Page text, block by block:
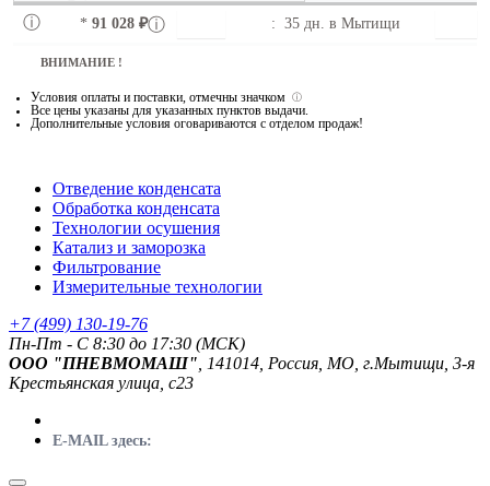
* 91 028 ₽ : 35 дн. в Мытищи
ВНИМАНИЕ !
Условия оплаты и поставки , отмечны значком ⓘ
Все цены указаны для указанных пунктов выдачи
Дополнительные условия оговариваются с отделом продаж!
Отведение конденсата
Обработка конденсата
Технологии осушения
Катализ и заморозка
Фильтрование
Измерительные технологии
+7 (499) 130-19-76
Пн-Пт - C 8:30 до 17:30 (МСК)
ООО "ПНЕВМОМАШ" , 141014, Россия, МО, г.Мытищи, 3-я
Крестьянская улица, с23
E-MAIL здесь: